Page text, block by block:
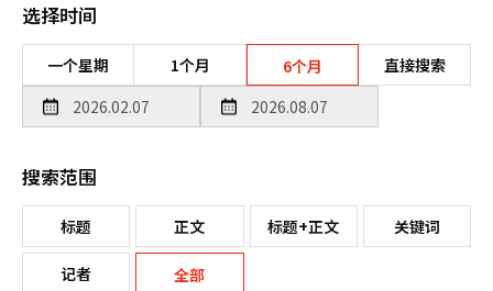
选择时间
一个星期 1个月 6个月 直接搜索
搜索范围
标题 正文 标题+正文 关键词
记者 全部